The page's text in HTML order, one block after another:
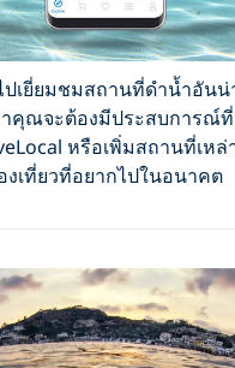
เยี่ยมชมสถานที่ดำน้ำอันน่
าคุณจะต้องมีประสบการณ์
หรือเพิ่มสถานที่เหล่
เที่ยวที่อยากไปในอนาคต